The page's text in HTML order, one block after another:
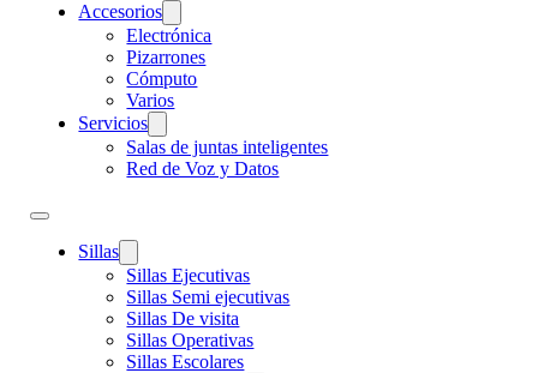
Accesorios
Electrónica
Pizarrones
Cómputo
Varios
Servicios
Salas de juntas inteligentes
Red de Voz y Datos
Sillas
Sillas Ejecutivas
Sillas Semi ejecutivas
Sillas De visita
Sillas Operativas
Sillas Escolares